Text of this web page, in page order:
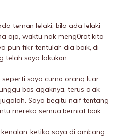
teman lelaki, bila ada lelaki
aja, waktu nak meng0rat kita
pun fikir tentulah dia baik, di
telah saya lakukan.
saya cuma orang luar
bas agaknya, terus ajak
Saya begitu naif tentang
mereka semua berniat baik.
ketika saya di ambang